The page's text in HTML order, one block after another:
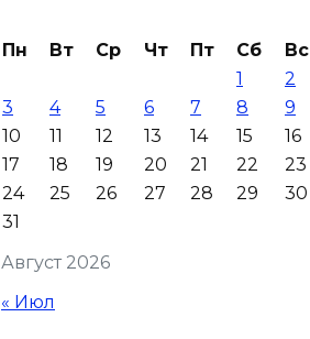
участием федеральных
08 августа 2026 17:40
В Новочеркасске построят
новую модульную котельную
Платовский
08 августа 2026 17:18
Август 2026
Пн Вт Ср Чт Пт Сб
Вс
1
2
3
4 5 6 7 8
9
10
11 12 13 14 15
16
17
18 19 20 21 22
23
24
25 26 27 28 29
30
31
« Июл